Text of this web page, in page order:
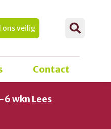
ons veilig
Contact
6 wkn Lees